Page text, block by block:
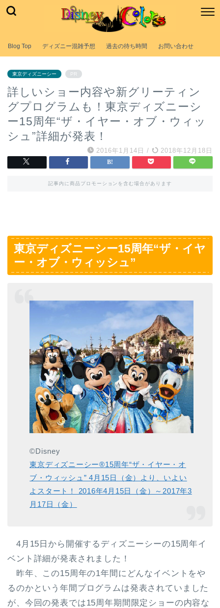
Blog Top ディズニー混雑予想 過去の待ち時間 お問い合わせ
東京ディズニーシー PR
詳しいショー内容や新グリーティン
グプログラムも！東京ディズニーシ
ー15周年“ザ・イヤー・オブ・ウィッ
シュ”詳細が発表！
2016年1月14日 / 2018年12月18日
記事内に商品プロモーションを含む場合があります
東京ディズニーシー15周年“ザ・イヤ
ー・オブ・ウィッシュ”
©Disney
東京ディズニーシー®15周年“ザ・イヤー・オ
ブ・ウィッシュ” 4月15日（金）より、いよい
よスタート！ 2016年4月15日（金）～2017年3
月17日（金）
4月15日から開催するディズニーシーの15周年イ
ベント詳細が発表されました！
昨年、この15周年の1年間にどんなイベントをや
るのかという年間プログラムは発表されていました
が、今回の発表では15周年期間限定ショーの内容な